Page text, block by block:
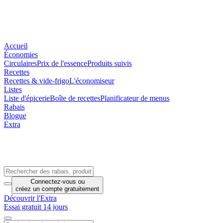
Accueil
Économies
CirculairesPrix de l'essenceProduits suivis
Recettes
Recettes & vide-frigoL'économiseur
Listes
Liste d'épicerieBoîte de recettesPlanificateur de menus
Rabais
Blogue
Extra
Connectez-vous ou
créez un compte gratuitement
Découvrir l'Extra
Essai gratuit 14 jours